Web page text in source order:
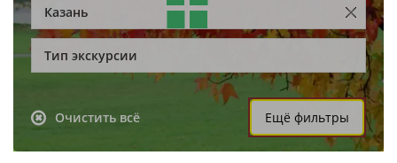
Казань
Тип экскурсии
Очистить всё Ещё фильтры